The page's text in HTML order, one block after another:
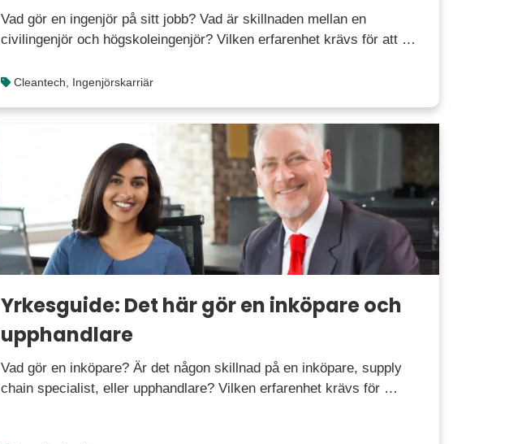
Vad gör en ingenjör på sitt jobb? Vad är skillnaden mellan en
civilingenjör och högskoleingenjör? Vilken erfarenhet krävs för att …
Cleantech Ingenjörskarriär
Yrkesguide: Det här gör en inköpare och
upphandlare
Vad gör en inköpare? Är det någon skillnad på en inköpare, supply
chain specialist, eller upphandlare? Vilken erfarenhet krävs för …